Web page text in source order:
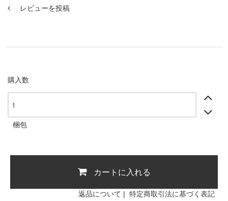
レビューを投稿
購入数
梱包
カートに入れる
返品について | 特定商取引法に基づく表記